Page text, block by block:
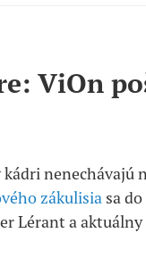
ViOn
nenechávajú
zákulisia sa
Lérant a